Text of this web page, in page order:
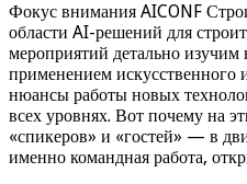
Фокус внимания AICONF
области AI-решений для
мероприятий детально изучим
применением искусственного
нюансы работы новых
всех уровнях. Вот почему на
«спикеров» и «гостей» — в
именно командная работа,